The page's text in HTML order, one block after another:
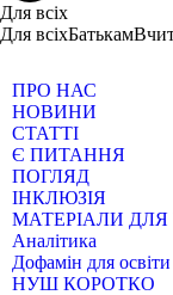
Для всіх
Для всіхБатькам
ПРО НАС
НОВИНИ
СТАТТІ
Є ПИТАННЯ
ПОГЛЯД
ІНКЛЮЗІЯ
МАТЕРІАЛИ ДЛЯ
Аналітика
Дофамін для освіти
НУШ КОРОТКО